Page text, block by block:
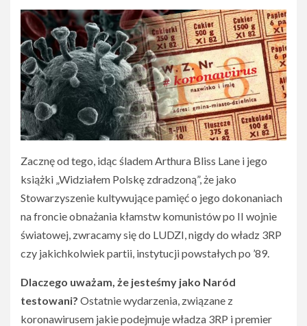
Zacznę od tego, idąc śladem Arthura Bliss Lane i jego
książki „Widziałem Polskę zdradzoną”, że jako
Stowarzyszenie kultywujące pamięć o jego dokonaniach
na froncie obnażania kłamstw komunistów po II wojnie
światowej, zwracamy się do LUDZI, nigdy do władz 3RP
czy jakichkolwiek partii, instytucji powstałych po ’89.
Dlaczego uważam, że jesteśmy jako Naród
testowani? Ostatnie wydarzenia, związane z
koronawirusem jakie podejmuje władza 3RP i premier